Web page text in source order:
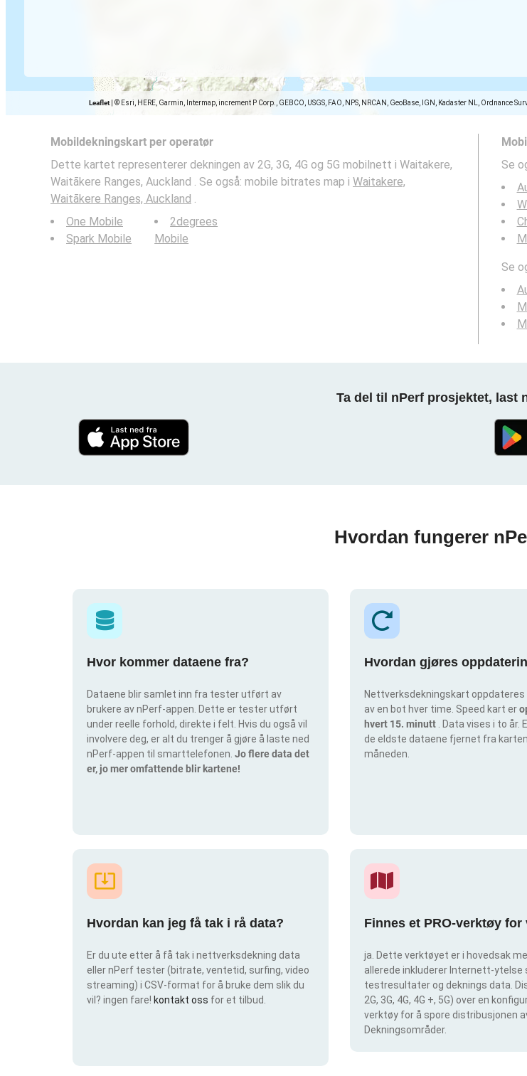
Leaflet © Esri, HERE, Garmin, Intermap, increment P Corp., GEBCO, USGS, FAO, NPS, NRCAN, GeoBase, IGN, Kadaster NL, Ordnance
Mobildekningskart per operatør
Dette kartet representerer dekningen av 2G, 3G, 4G og 5G mobilnett i Waitakere,
Waitākere Ranges, Auckland . Se også: mobile bitrates map i Waitakere,
Waitākere Ranges, Auckland .
One Mobile
Spark Mobile
2degrees
Mobile
Se
Se
Ta del til nPerf prosjektet, last
Hvordan fungerer
Hvor kommer dataene fra?
Dataene blir samlet inn fra tester utført av
brukere av nPerf-appen. Dette er tester utført
under reelle forhold, direkte i felt. Hvis du også vil
involvere deg, er alt du trenger å gjøre å laste ned
nPerf-appen til smarttelefonen. Jo flere data det
er, jo mer omfattende blir kartene!
Hvordan gjøres
Nettverksdekningskart
av en bot hver time. Speed kart er
hvert 15. minutt . Data vises i to år.
de eldste dataene fjernet fra
måneden.
Hvordan kan jeg få tak i rå data?
Er du ute etter å få tak i nettverksdekning data
eller nPerf tester (bitrate, ventetid, surfing, video
streaming) i CSV-format for å bruke dem slik du
vil? ingen fare! kontakt oss for et tilbud.
Finnes et PRO-verktøy
ja. Dette verktøyet er i hovedsak
allerede inkluderer Internett-
testresultater og deknings data.
2G, 3G, 4G, 4G +, 5G) over en
verktøy for å spore distribusjonen
Dekningsområder.